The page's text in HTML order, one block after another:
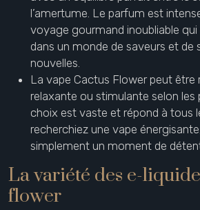
l’amertume. Le parfum est
voyage gourmand inoubliable
dans un monde de saveurs et de
nouvelles.
La vape Cactus Flower peut être
relaxante ou stimulante selon les
choix est vaste et répond à tous
recherchiez une vape
simplement un moment de
La variété des e-
flower